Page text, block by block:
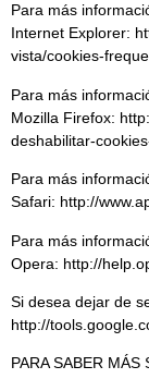
Para más
Internet Explorer:
vista/cookies-
Para más
Mozilla Firefox:
deshabilitar-
Para más
Safari: http://
Para más
Opera: http://
Si desea dejar de
http://
PARA SABER MÁS